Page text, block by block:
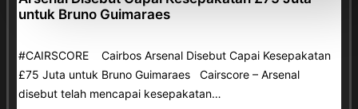
untuk Bruno Guimaraes
#CAIRSCORE Cairbos Arsenal Disebut Capai Kesepakatan
£75 Juta untuk Bruno Guimaraes Cairscore – Arsenal
disebut telah mencapai kesepakatan…